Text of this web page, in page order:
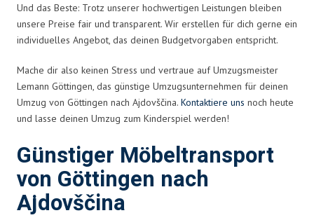
Und das Beste: Trotz unserer hochwertigen Leistungen bleiben
unsere Preise fair und transparent. Wir erstellen für dich gerne ein
individuelles Angebot, das deinen Budgetvorgaben entspricht.
Mache dir also keinen Stress und vertraue auf Umzugsmeister
Lemann Göttingen, das günstige Umzugsunternehmen für deinen
Umzug von Göttingen nach Ajdovščina. Kontaktiere uns noch heute
und lasse deinen Umzug zum Kinderspiel werden!
Günstiger Möbeltransport
von Göttingen nach
Ajdovščina